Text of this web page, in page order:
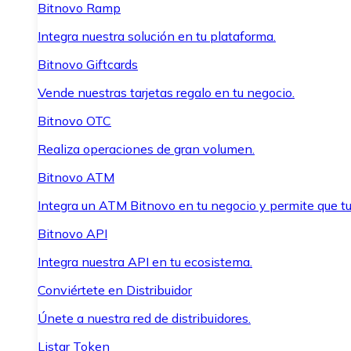
Bitnovo Ramp
Integra nuestra solución en tu plataforma.
Bitnovo Giftcards
Vende nuestras tarjetas regalo en tu negocio.
Bitnovo OTC
Realiza operaciones de gran volumen.
Bitnovo ATM
Integra un ATM Bitnovo en tu negocio y permite que
Bitnovo API
Integra nuestra API en tu ecosistema.
Conviértete en Distribuidor
Únete a nuestra red de distribuidores.
Listar Token